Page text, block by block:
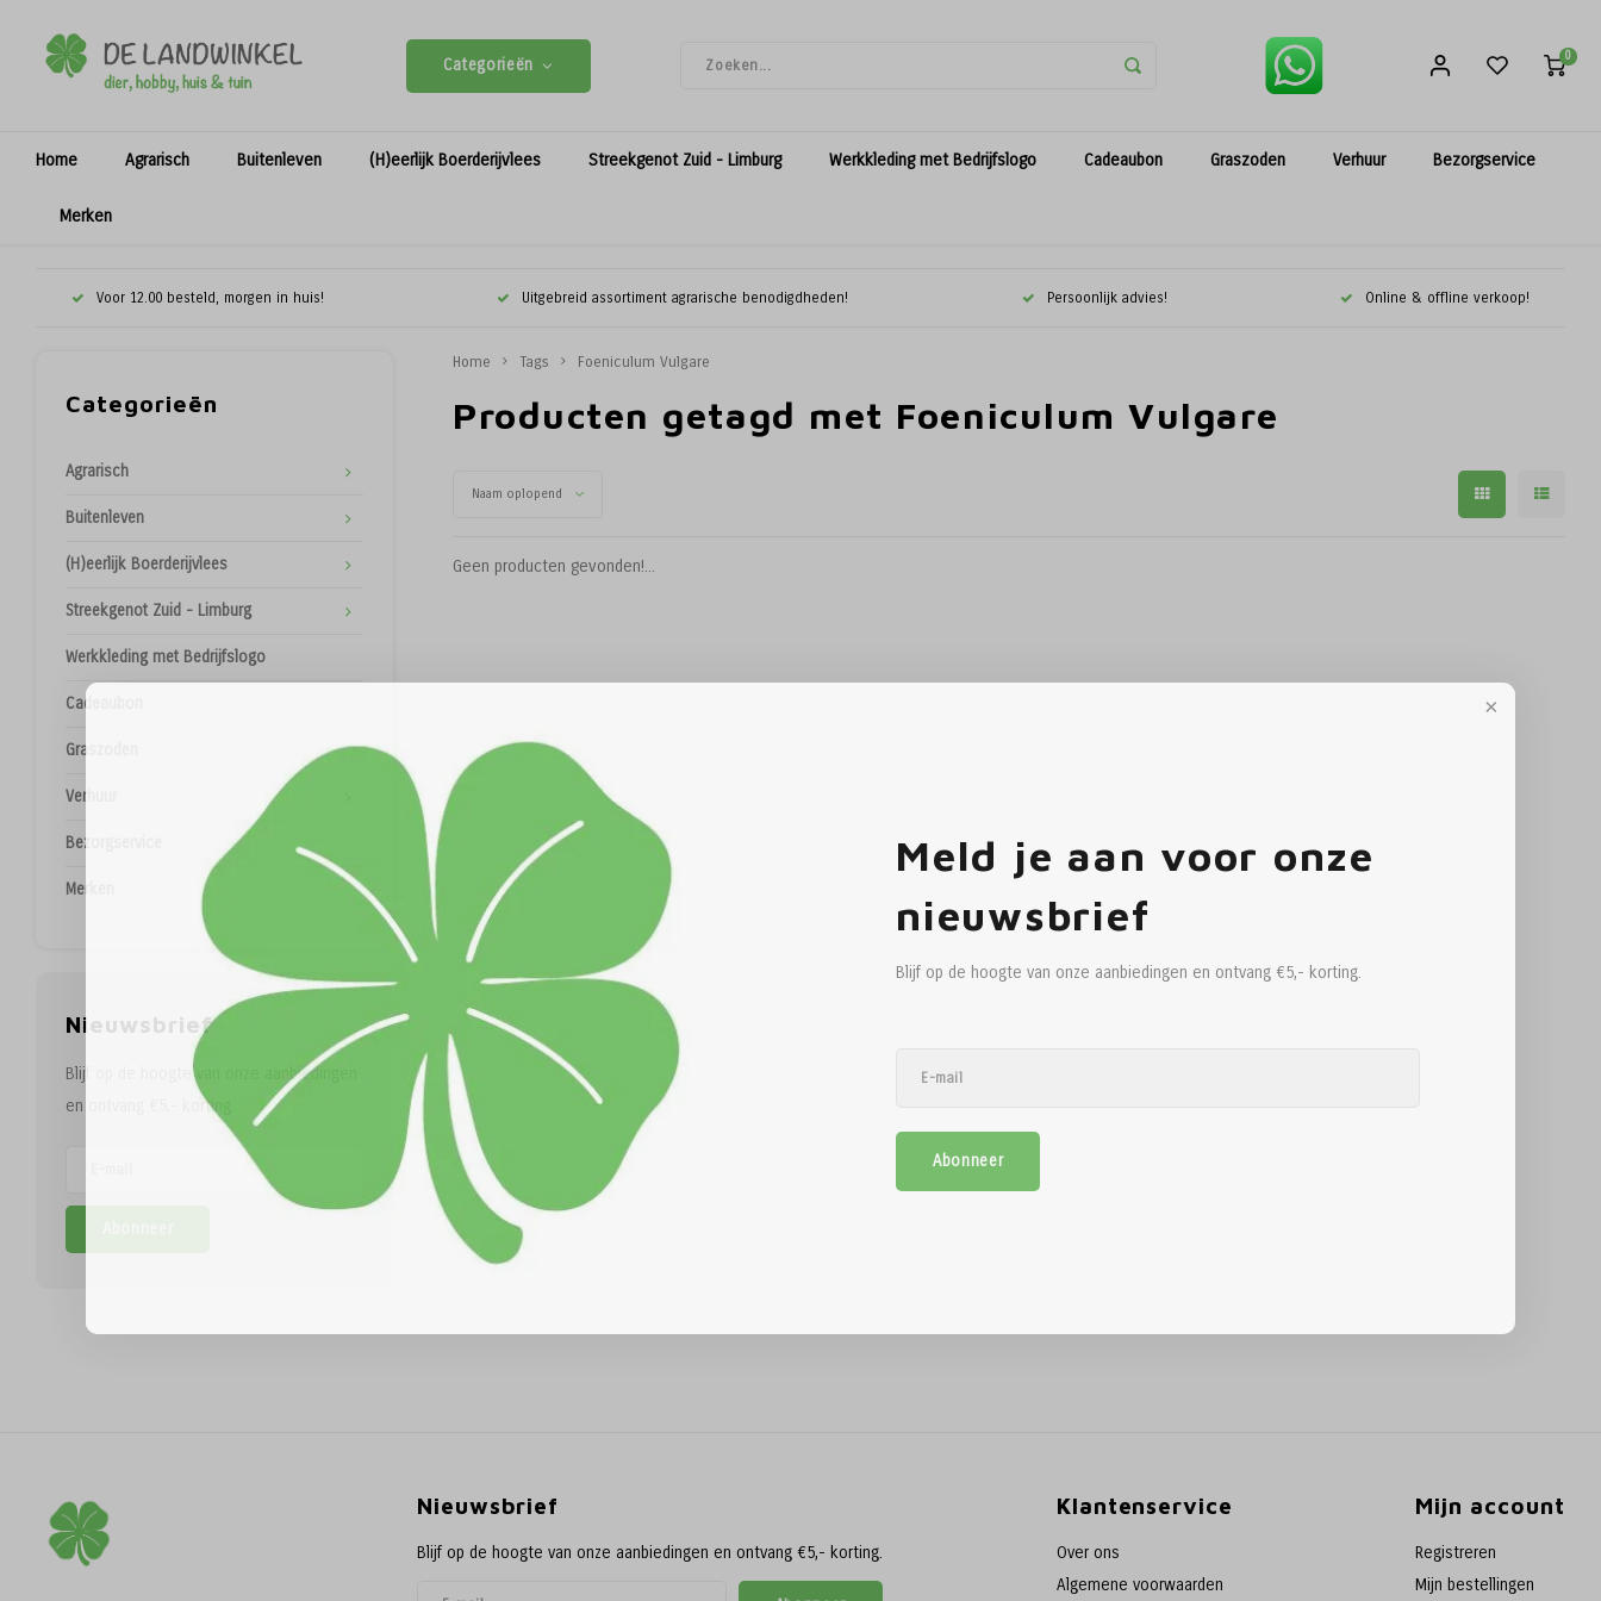
Meld je aan voor onze
nieuwsbrief
Blijf op de hoogte van onze aanbiedingen en ontvang €5,- korting.
Abonneer
Categorieën 0
Home Agrarisch Buitenleven (H)eerlijk Boerderijvlees Streekgenot Zuid - Limburg Werkkleding met Bedrijfslogo Cadeaubon Graszoden Verhuur Bezorgservice
Merken
Voor 12.00 besteld, morgen in huis! Uitgebreid assortiment agrarische benodigdheden! Persoonlijk advies! Online & offline verkoop!
Categorieën
Agrarisch
Buitenleven
(H)eerlijk Boerderijvlees
Streekgenot Zuid - Limburg
Werkkleding met Bedrijfslogo
Cadeaubon
Graszoden
Verhuur
Bezorgservice
Merken
Nieuwsbrief
Blijf op de hoogte van onze aanbiedingen
en ontvang €5,- korting.
Home Tags Foeniculum Vulgare
Producten getagd met Foeniculum Vulgare
Naam oplopend
Geen producten gevonden!...
Nieuwsbrief
Blijf op de hoogte van onze aanbiedingen en ontvang €5,- korting.
Klantenservice
Over ons
Algemene voorwaarden
Mijn account
Registreren
Mijn bestellingen